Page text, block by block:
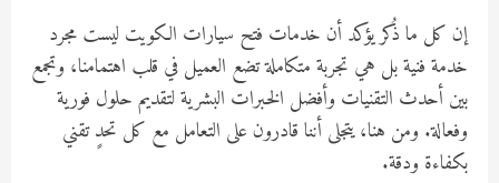
إن كل ما ذُكر يؤكد أن خدمات فتح سيارات الكويت ليست مجرد
خدمة فنية بل هي تجربة متكاملة تضع العميل في قلب اهتمامنا، وتجمع
بين أحدث التقنيات وأفضل الخبرات البشرية لتقديم حلول فورية
وفعالة. ومن هنا، يتجلى أننا قادرون على التعامل مع كل تحدٍ تقني
بكفاءة ودقة.